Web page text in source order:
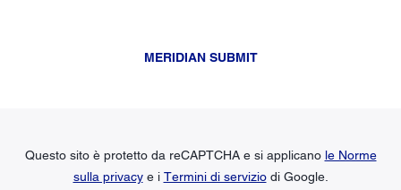
MERIDIAN SUBMIT
Questo sito è protetto da reCAPTCHA e si applicano le Norme
sulla privacye i Termini di serviziodi Google.